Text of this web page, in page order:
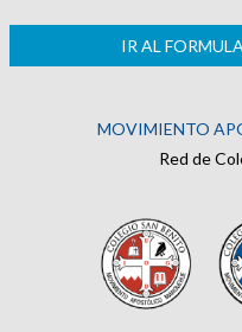
IR AL
MOVIMIENTO
Red de